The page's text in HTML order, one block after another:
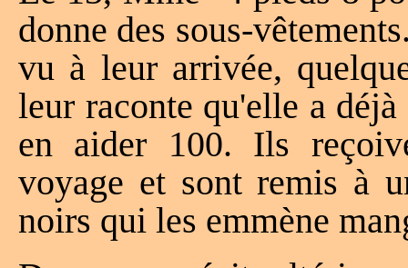
donne des sous-
vu à leur arrivée,
leur raconte qu'elle a
en aider 100. Ils
voyage et sont remis à
noirs qui les emmène